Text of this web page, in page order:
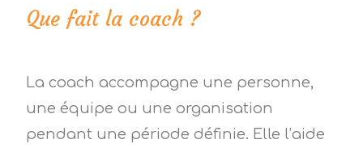
Que fait la coach ?
La coach accompagne une personne,
une équipe ou une organisation
pendant une période définie. Elle l’aide